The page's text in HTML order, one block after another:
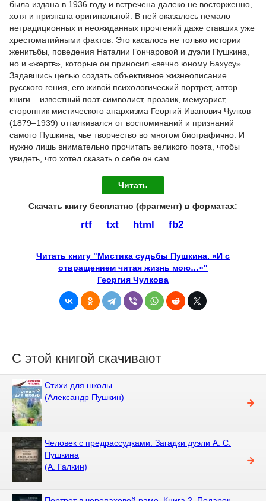
была издана в 1936 году и встречена далеко не восторженно,
хотя и признана оригинальной. В ней оказалось немало
нетрадиционных и неожиданных прочтений даже ставших уже
хрестоматийными фактов. Это касалось не только истории
женитьбы, поведения Наталии Гончаровой и дуэли Пушкина,
но и «жертв», которые он приносил «вечно юному Бахусу».
Задавшись целью создать объективное жизнеописание
русского гения, его живой психологический портрет, автор
книги – известный поэт-символист, прозаик, мемуарист,
сторонник мистического анархизма Георгий Иванович Чулков
(1879–1939) отталкивался от воспоминаний и признаний
самого Пушкина, чье творчество во многом биографично. И
нужно лишь внимательно прочитать великого поэта, чтобы
увидеть, что хотел сказать о себе он сам.
Читать
Скачать книгу бесплатно (фрагмент) в форматах :
rtf txt html fb2
Читать книгу "Мистика судьбы Пушкина. «И с
отвращением читая жизнь мою…»"
Георгия Чулкова
С этой книгой скачивают
Стихи для школы
(Александр Пушкин)
Человек с предрассудками. Загадки дуэли А. С.
Пушкина
(А. Галкин)